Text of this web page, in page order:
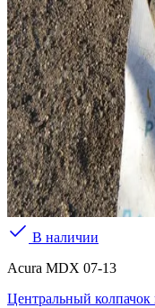
В наличии
Acura MDX 07-13
Центральный